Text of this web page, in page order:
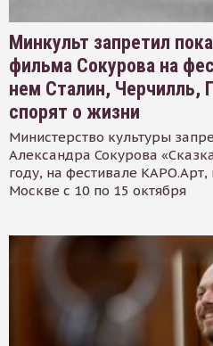
Минкульт запретил
фильма Сокурова на
нем Сталин, Черчилль,
спорят о жизни
Министерство культуры
Александра Сокурова
году, на фестивале
Москве с 10 по 15 октября